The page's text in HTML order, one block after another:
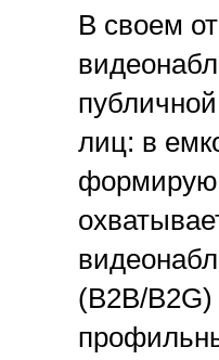
В своем
лиц: в
(B2B/